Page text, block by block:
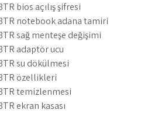
bios açılış şifresi
notebook adana tamiri
sağ menteşe değişimi
adaptör ucu
su dökülmesi
özellikleri
temizlenmesi
ekran kasası